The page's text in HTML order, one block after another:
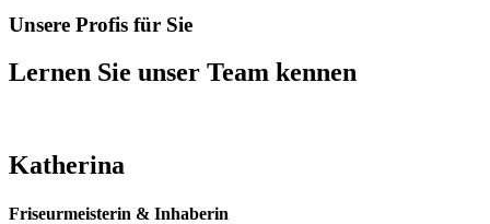
Unsere Profis für Sie
Lernen Sie unser Team kennen
Katherina
Friseurmeisterin & Inhaberin